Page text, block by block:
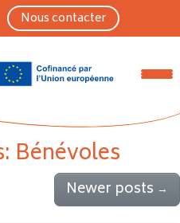
Nous contacter
Bénévoles
Newer posts →